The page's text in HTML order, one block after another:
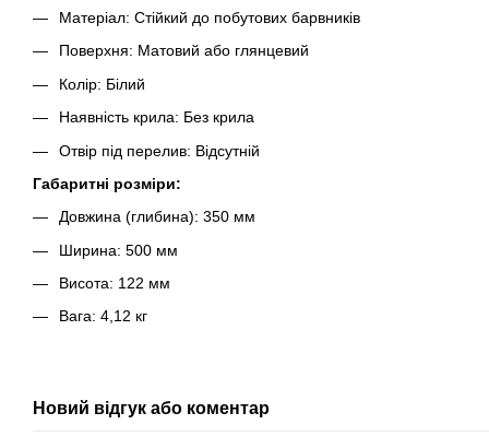
Матеріал: Стійкий до побутових барвників
Поверхня: Матовий або глянцевий
Колір: Білий
Наявність крила: Без крила
Отвір під перелив: Відсутній
Габаритні розміри:
Довжина (глибина): 350 мм
Ширина: 500 мм
Висота: 122 мм
Вага: 4,12 кг
Новий відгук або коментар